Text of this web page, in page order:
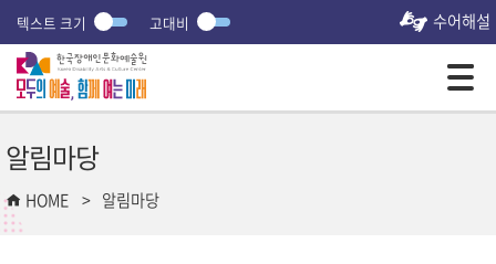
텍스트 크기 고대비 수어해설
알림마당
HOME 알림마당